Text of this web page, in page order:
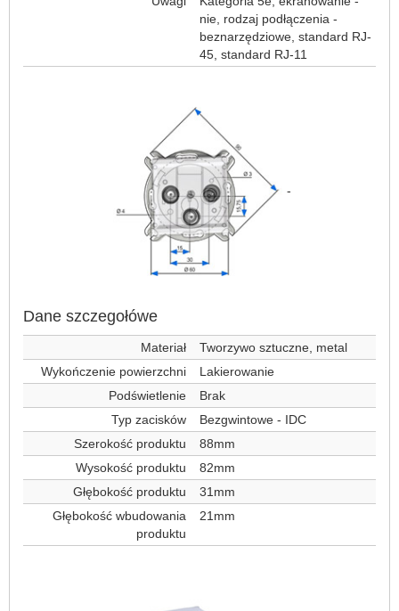
nie, rodzaj podłączenia -
beznarzędziowe, standard RJ-
45, standard RJ-11
-
Dane szczegołówe
Materiał
Tworzywo sztuczne, metal
Wykończenie powierzchni
Lakierowanie
Podświetlenie
Brak
Typ zacisków
Bezgwintowe - IDC
Szerokość produktu
88mm
Wysokość produktu
82mm
Głębokość produktu
31mm
Głębokość wbudowania
produktu
21mm